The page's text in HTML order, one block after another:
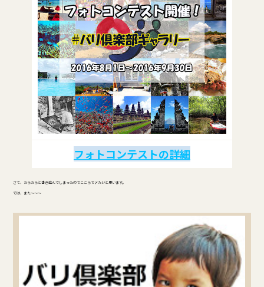
フォトコンテストの詳細
さて、だらだらと書き進んでしまったのでここらで〆たいと思います。
では、また～～～